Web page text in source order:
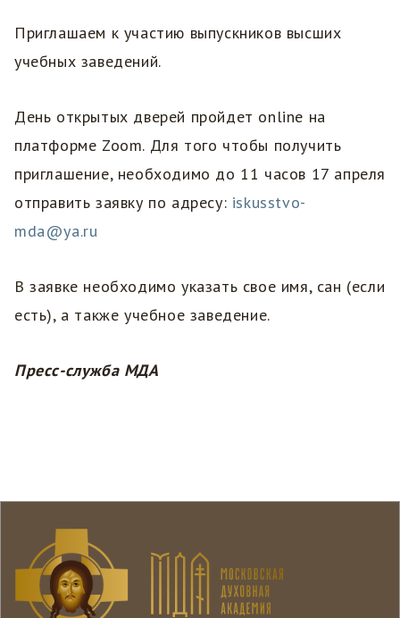
Приглашаем к участию выпускников высших
учебных заведений.
День открытых дверей пройдет online на
платформе Zoom. Для того чтобы получить
приглашение, необходимо до 11 часов 17 апреля
отправить заявку по адресу: iskusstvo-
mda@ya.ru
В заявке необходимо указать свое имя, сан (если
есть), а также учебное заведение.
Пресс-служба МДА